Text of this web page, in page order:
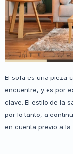
El sofá es una pieza
encuentre, y es por
clave. El estilo de la
por lo tanto, a
en cuenta previo a la